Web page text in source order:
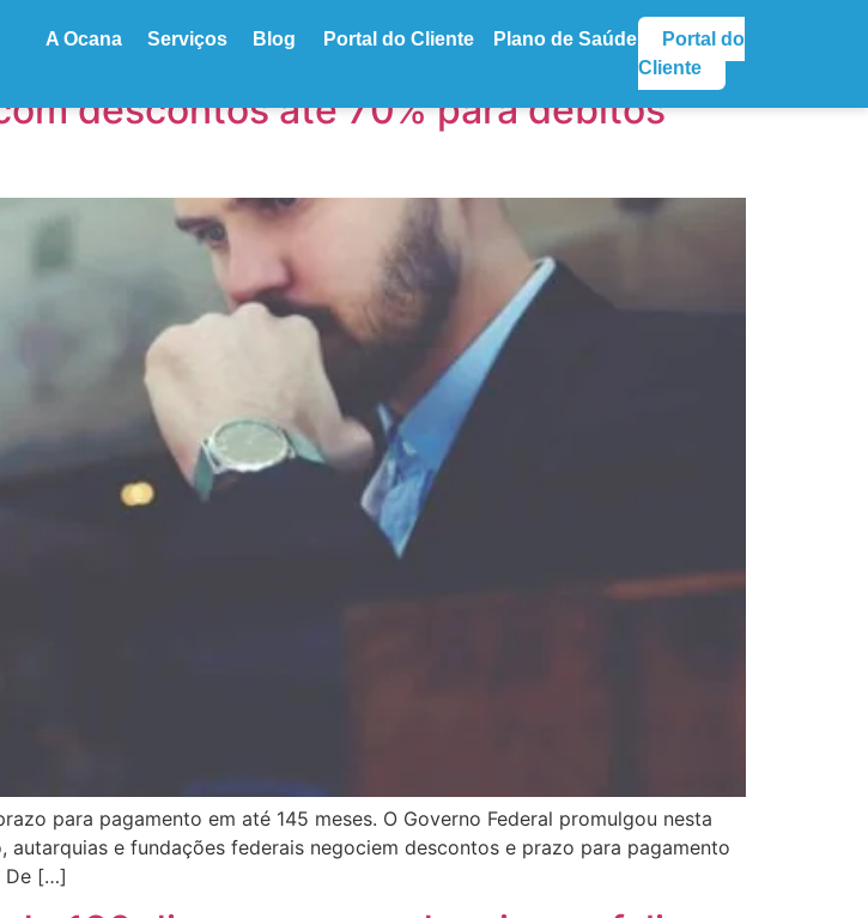
A Ocana Serviços Blog Portal do Cliente Plano de Saúde
Portal do
Cliente
descontos até 70% para débitos
para pagamento em até 145 meses. O Governo Federal promulgou nesta
e fundações federais negociem descontos e prazo para pagamento
De […]